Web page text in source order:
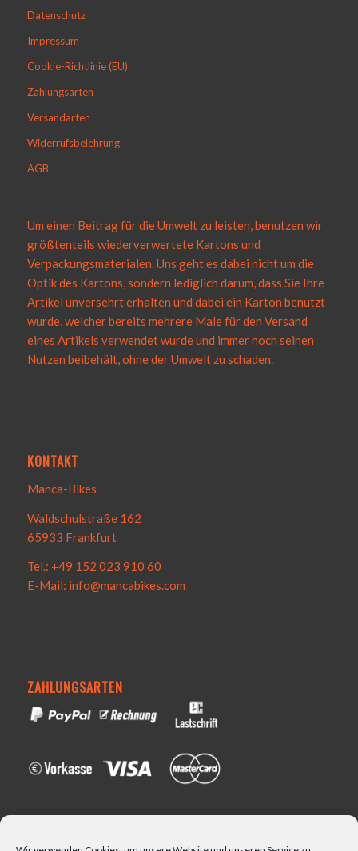
Datenschutz
Impressum
Cookie-Richtlinie (EU)
Zahlungsarten
Versandarten
Widerrufsbelehrung
AGB
Um einen Beitrag für die Umwelt zu leisten, benutzen wir
größtenteils wiederverwertete Kartons und
Verpackungsmaterialen. Uns geht es dabei nicht um die
Optik des Kartons, sondern lediglich darum, dass Sie Ihre
Artikel unversehrt erhalten und dabei ein Karton benutzt
wurde, welcher bereits mehrere Male für den Versand
eines Artikels verwendet wurde und immer noch seinen
Nutzen beibehält, ohne der Umwelt zu schaden.
KONTAKT
Manca-Bikes
Waldschulstraße 162
65933 Frankfurt
Tel.: +49 152 023 910 60
E-Mail: info@mancabikes.com
ZAHLUNGSARTEN